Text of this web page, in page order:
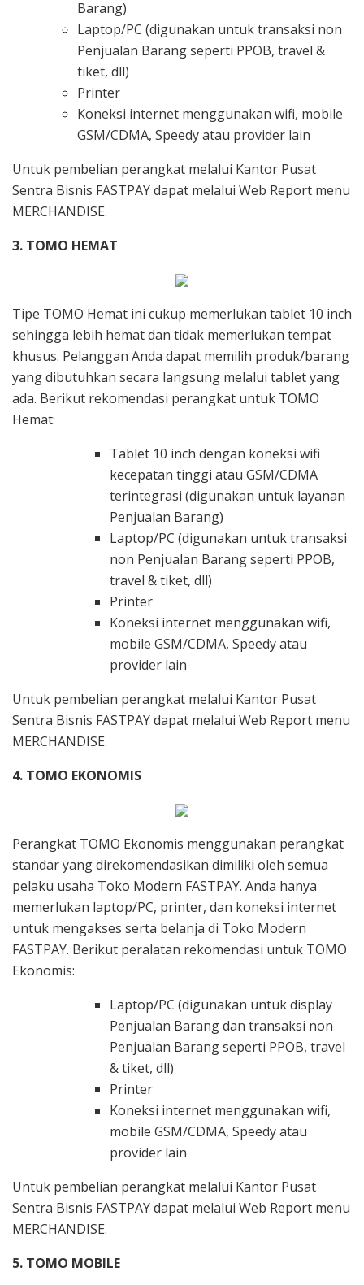
Barang)
Laptop/PC (digunakan untuk transaksi non
Penjualan Barang seperti PPOB, travel &
tiket, dll)
Printer
Koneksi internet menggunakan wifi, mobile
GSM/CDMA, Speedy atau provider lain
Untuk pembelian perangkat melalui Kantor Pusat
Sentra Bisnis FASTPAY dapat melalui Web Report menu
MERCHANDISE.
3. TOMO HEMAT
Tipe TOMO Hemat ini cukup memerlukan tablet 10 inch
sehingga lebih hemat dan tidak memerlukan tempat
khusus. Pelanggan Anda dapat memilih produk/barang
yang dibutuhkan secara langsung melalui tablet yang
ada. Berikut rekomendasi perangkat untuk TOMO
Hemat:
Tablet 10 inch dengan koneksi wifi
kecepatan tinggi atau GSM/CDMA
terintegrasi (digunakan untuk layanan
Penjualan Barang)
Laptop/PC (digunakan untuk transaksi
non Penjualan Barang seperti PPOB,
travel & tiket, dll)
Printer
Koneksi internet menggunakan wifi,
mobile GSM/CDMA, Speedy atau
provider lain
Untuk pembelian perangkat melalui Kantor Pusat
Sentra Bisnis FASTPAY dapat melalui Web Report menu
MERCHANDISE.
4. TOMO EKONOMIS
Perangkat TOMO Ekonomis menggunakan perangkat
standar yang direkomendasikan dimiliki oleh semua
pelaku usaha Toko Modern FASTPAY. Anda hanya
memerlukan laptop/PC, printer, dan koneksi internet
untuk mengakses serta belanja di Toko Modern
FASTPAY. Berikut peralatan rekomendasi untuk TOMO
Ekonomis:
Laptop/PC (digunakan untuk display
Penjualan Barang dan transaksi non
Penjualan Barang seperti PPOB, travel
& tiket, dll)
Printer
Koneksi internet menggunakan wifi,
mobile GSM/CDMA, Speedy atau
provider lain
Untuk pembelian perangkat melalui Kantor Pusat
Sentra Bisnis FASTPAY dapat melalui Web Report menu
MERCHANDISE.
5. TOMO MOBILE